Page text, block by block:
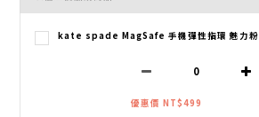
kate spade MagSafe 手機彈性指環 魅力粉
優惠價 NT$499